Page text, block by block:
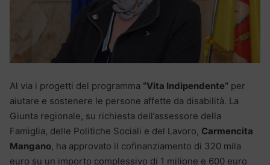
Al via i progetti del programma “Vita Indipendente” per
aiutare e sostenere le persone affette da disabilità. La
Giunta regionale, su richiesta dell’assessore della
Famiglia, delle Politiche Sociali e del Lavoro, Carmencita
Mangano, ha approvato il cofinanziamento di 320 mila
euro su un importo complessivo di 1 milione e 600 euro